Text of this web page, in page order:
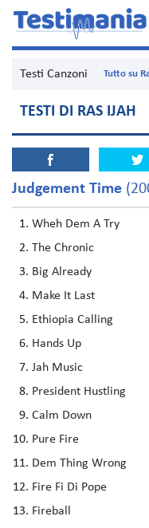
Testi Canzoni Tutto su
TESTI DI RAS IJAH
Judgement Time
Wheh Dem A Try
The Chronic
Big Already
Make It Last
Ethiopia Calling
Hands Up
Jah Music
President Hustling
Calm Down
Pure Fire
Dem Thing Wrong
Fire Fi Di Pope
Fireball